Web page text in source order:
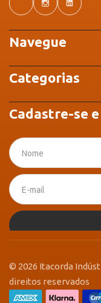
Navegue
Categorias
Cadastre-se
© 2026 Itacorda
direitos reservados